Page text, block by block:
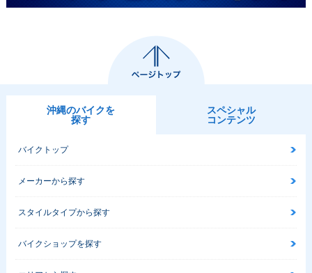
沖縄のバイクを
探す
スペシャル
コンテンツ
バイクトップ
メーカーから探す
スタイルタイプから探す
バイクショップを探す